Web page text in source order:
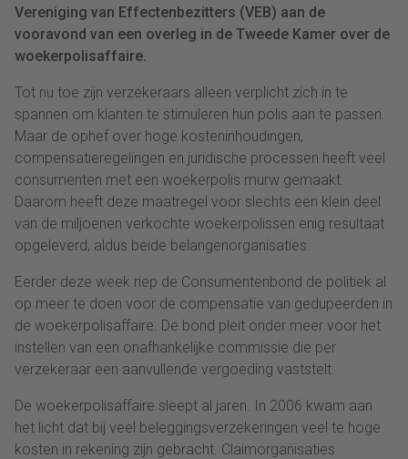
Vereniging van Effectenbezitters (VEB) aan de
vooravond van een overleg in de Tweede Kamer over de
woekerpolisaffaire.
Tot nu toe zijn verzekeraars alleen verplicht zich in te
spannen om klanten te stimuleren hun polis aan te passen.
Maar de ophef over hoge kosteninhoudingen,
compensatieregelingen en juridische processen heeft veel
consumenten met een woekerpolis murw gemaakt.
Daarom heeft deze maatregel voor slechts een klein deel
van de miljoenen verkochte woekerpolissen enig resultaat
opgeleverd, aldus beide belangenorganisaties.
Eerder deze week riep de Consumentenbond de politiek al
op meer te doen voor de compensatie van gedupeerden in
de woekerpolisaffaire. De bond pleit onder meer voor het
instellen van een onafhankelijke commissie die per
verzekeraar een aanvullende vergoeding vaststelt.
De woekerpolisaffaire sleept al jaren. In 2006 kwam aan
het licht dat bij veel beleggingsverzekeringen veel te hoge
kosten in rekening zijn gebracht. Claimorganisaties